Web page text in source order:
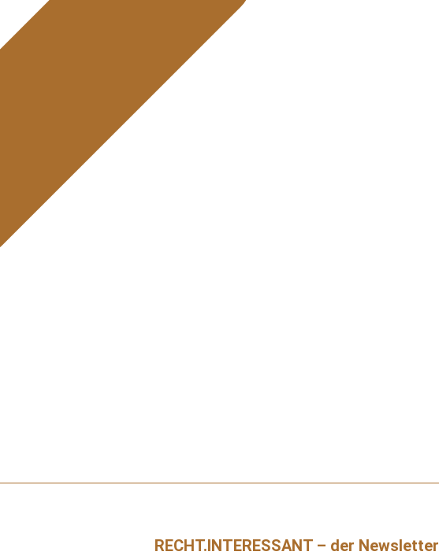
RECHT.INTERESSANT – der Newsletter